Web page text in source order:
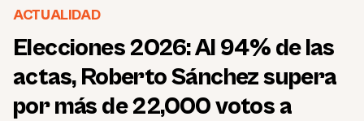
ACTUALIDAD
Elecciones 2026: Al 94% de las
actas, Roberto Sánchez supera
por más de 22,000 votos a